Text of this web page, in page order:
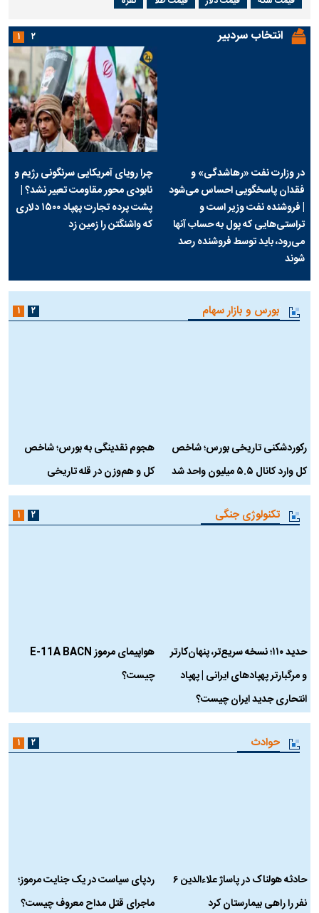
انتخاب سردبیر
در وزارت نفت «رهاشدگی» و
فقدان پاسخگویی احساس می‌شود
| فروشنده نفت وزیر است و
تراستی‌هایی که پول به حساب آنها
می‌رود، باید توسط فروشنده رصد
شوند
چرا رویای آمریکایی سرنگونی رژیم و
نابودی محور مقاومت تعبیر نشد؟ |
پشت پرده تجارت پهپاد‌ ۱۵۰۰ دلاری
که واشنگتن را زمین زد
۱ ۲
بورس و بازار سهام
رکوردشکنی تاریخی بورس؛ شاخص
کل وارد کانال ۵.۵ میلیون واحد شد
هجوم نقدینگی به بورس؛ شاخص
کل و هم‌وزن در قله تاریخی
۱ ۲
تکنولوژی جنگی
حدید ۱۱۰؛ نسخه سریع‌تر، پنهان‌کارتر
و مرگبارتر پهپادهای ایرانی | پهپاد
انتحاری جدید ایران چیست؟
هواپیمای مرموز E-11A BACN
چیست؟
۱ ۲
حوادث
حادثه هولناک در پاساژ علاءالدین ۶
نفر را راهی بیمارستان کرد
ردپای سیاست در یک جنایت مرموز؛
ماجرای قتل مداح معروف چیست؟
۱ ۲